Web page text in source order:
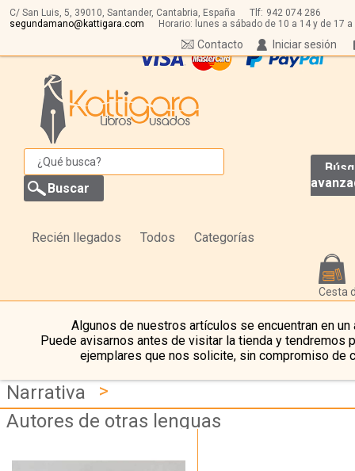
C/ San Luis, 5, 39010, Santander, Cantabria, España Tlf: 942 074 286
segundamano@kattigara.com
Horario: lunes a sábado de 10 a 14 y de 17 a
Iniciar sesión
Contacto
Recién llegados Todos Categorías
Cesta
Algunos de nuestros artículos se encuentran en un
Puede avisarnos antes de visitar la tienda y tendremos
ejemplares que nos solicite, sin compromiso de
Narrativa
>
Autores de otras lenguas